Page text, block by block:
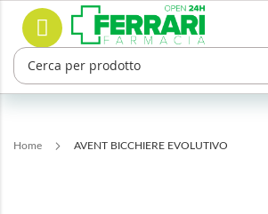
Salta
contenuto
Home AVENT BICCHIERE EVOLUTIVO